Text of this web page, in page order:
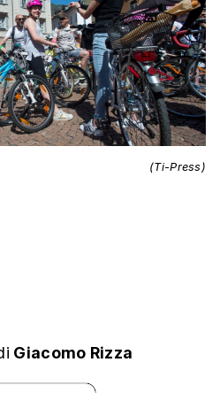
(Ti-Press)
Giacomo Rizza